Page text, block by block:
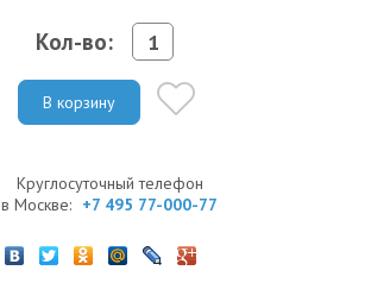
Кол-во:
В корзину
Круглосуточный телефон
в Москве: +7 495 77-000-77